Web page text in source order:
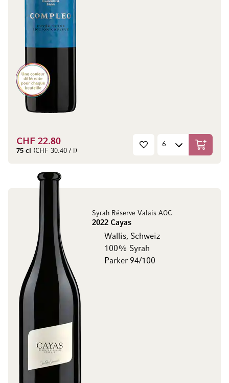
CHF 22.80
75 cl (CHF 30.40 / l) In den
Syrah Réserve Valais AOC
2022 Cayas
Wallis, Schweiz
100% Syrah
Parker 94/100